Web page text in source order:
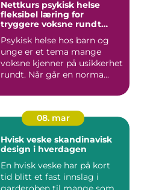
Nettkurs psykisk helse
fleksibel læring for
tryggere voksne rundt
Psykisk helse hos barn og
unge er et tema mange
voksne kjenner på usikkerhet
rundt. Når går en norma...
08. mar
Hvisk veske skandinavisk
design i hverdagen
En hvisk veske har på kort
tid blitt et fast innslag i